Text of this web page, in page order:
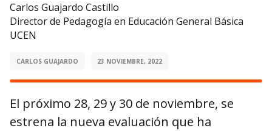
Carlos Guajardo Castillo
Director de Pedagogía en Educación General Básica
UCEN
CARLOS GUAJARDO 23 NOVIEMBRE, 2022
El próximo 28, 29 y 30 de noviembre, se
estrena la nueva evaluación que ha